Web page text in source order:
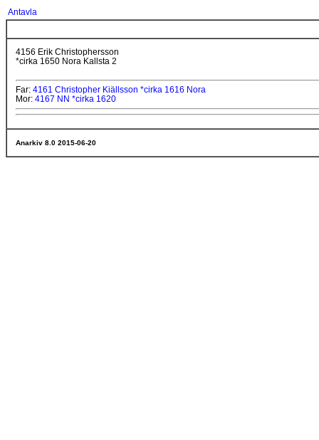
Antavla
4156 Erik Christophersson
*cirka 1650 Nora Kallsta 2
Far: 4161 Christopher Kiällsson *cirka 1616 Nora
Mor: 4167 NN *cirka 1620
Anarkiv 8.0 2015-06-20